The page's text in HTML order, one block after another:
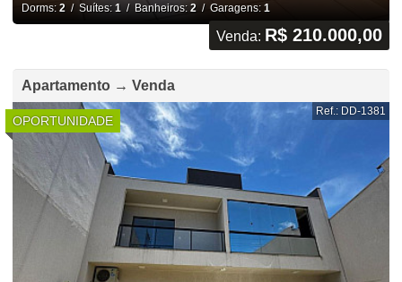
Dorms: 2/ Suítes: 1 / Banheiros: 2/ Garagens: 1
Venda: R$ 210.000,00
Apartamento → Venda
OPORTUNIDADE
Ref.: DD-1381